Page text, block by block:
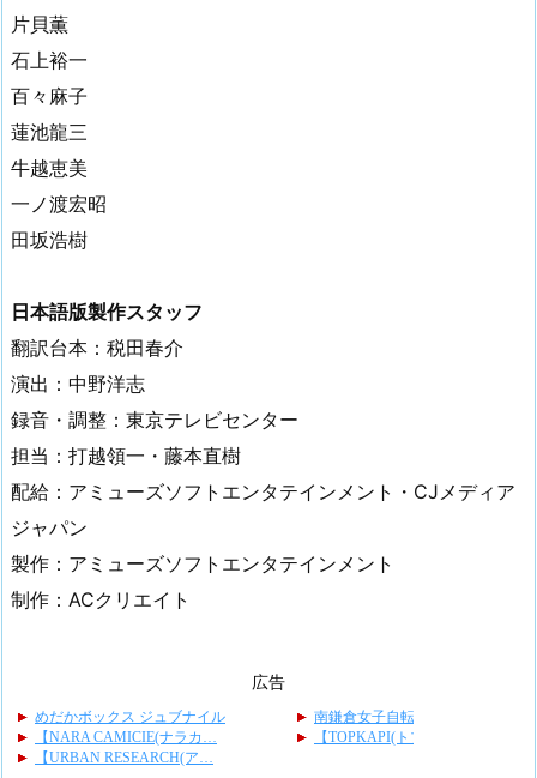
片貝薫
石上裕一
百々麻子
蓮池龍三
牛越恵美
一ノ渡宏昭
田坂浩樹
日本語版製作スタッフ
翻訳台本：税田春介
演出：中野洋志
録音・調整：東京テレビセンター
担当：打越領一・藤本直樹
配給：アミューズソフトエンタテインメント・CJメディア
ジャパン
製作：アミューズソフトエンタテインメント
制作：ACクリエイト
広告